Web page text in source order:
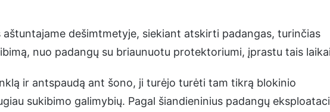
dešimtmetyje, siekiant atskirti padangas, turinčias
nuo padangų su briaunuotu protektoriumi, įprastu tais
ir antspaudą ant šono, ji turėjo turėti tam tikrą blokinio
sukibimo galimybių. Pagal šiandieninius padangų